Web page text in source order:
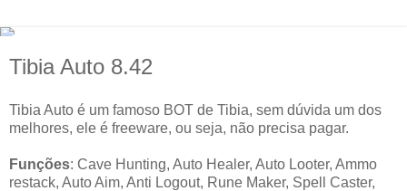
Tibia Auto 8.42
Tibia Auto é um famoso BOT de Tibia, sem dúvida um dos
melhores, ele é freeware, ou seja, não precisa pagar.
Funções: Cave Hunting, Auto Healer, Auto Looter, Ammo
restack, Auto Aim, Anti Logout, Rune Maker, Spell Caster,